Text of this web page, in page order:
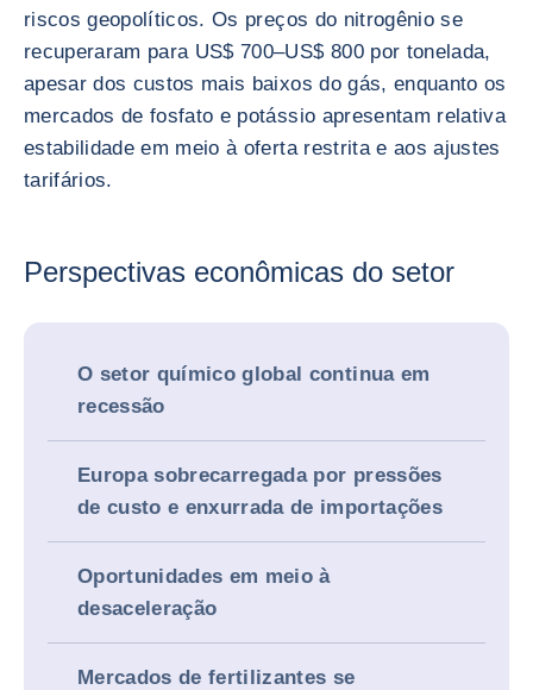
riscos geopolíticos. Os preços do nitrogênio se
recuperaram para US$ 700–US$ 800 por tonelada,
apesar dos custos mais baixos do gás, enquanto os
mercados de fosfato e potássio apresentam relativa
estabilidade em meio à oferta restrita e aos ajustes
tarifários.
Perspectivas econômicas do setor
O setor químico global continua em
recessão
Europa sobrecarregada por pressões
de custo e enxurrada de importações
Oportunidades em meio à
desaceleração
Mercados de fertilizantes se